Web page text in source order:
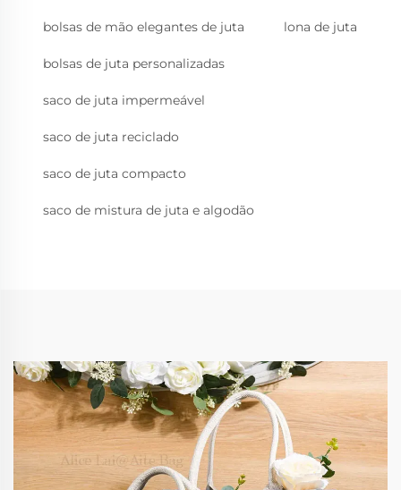
bolsas de mão elegantes de juta lona de juta
bolsas de juta personalizadas
saco de juta impermeável
saco de juta reciclado
saco de juta compacto
saco de mistura de juta e algodão